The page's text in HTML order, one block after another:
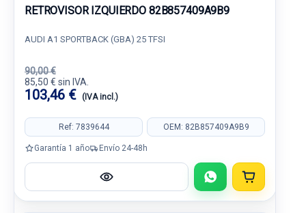
RETROVISOR IZQUIERDO 82B857409A9B9
AUDI A1 SPORTBACK (GBA) 25 TFSI
90,00 €
85,50 € sin IVA.
103,46 € (IVA incl.)
Ref: 7839644 OEM: 82B857409A9B9
Garantía 1 año Envío 24-48h